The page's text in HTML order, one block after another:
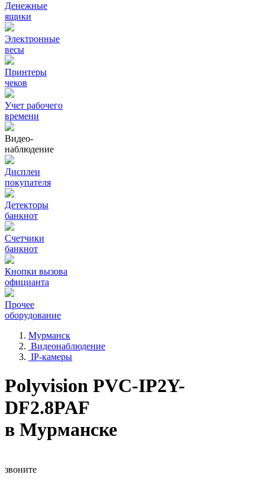
Денежные
ящики
Электронные
весы
Принтеры
чеков
Учет рабочего
времени
Видео‑
наблюдение
Дисплеи
покупателя
Детекторы
банкнот
Счетчики
банкнот
Кнопки вызова
официанта
Прочее
оборудование
Мурманск
Видеонаблюдение
IP-камеры
Polyvision PVC-IP2Y-
DF2.8PAF
в Мурманске
звоните